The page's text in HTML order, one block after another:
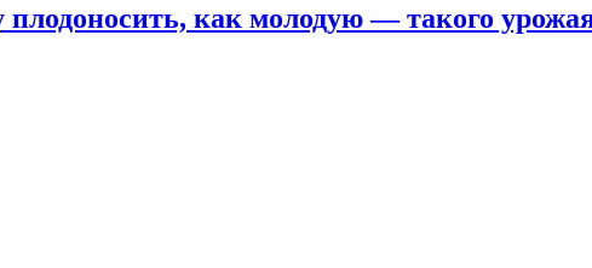
плодоносить, как молодую — такого